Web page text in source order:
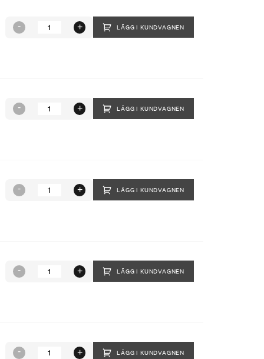
LÄGG I KUNDVAGNEN
LÄGG I KUNDVAGNEN
LÄGG I KUNDVAGNEN
LÄGG I KUNDVAGNEN
LÄGG I KUNDVAGNEN